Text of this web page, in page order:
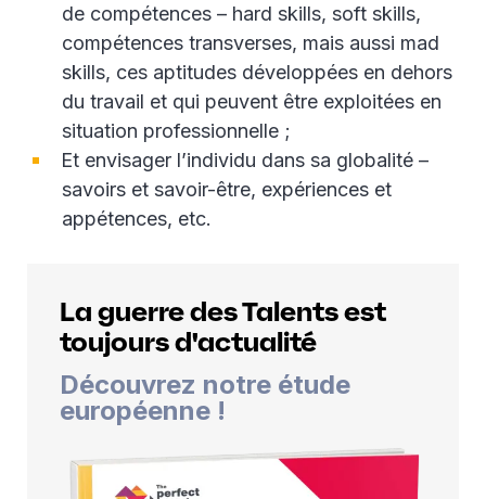
de compétences – hard skills, soft skills,
compétences transverses, mais aussi mad
skills, ces aptitudes développées en dehors
du travail et qui peuvent être exploitées en
situation professionnelle ;
Et envisager l’individu dans sa globalité –
savoirs et savoir-être, expériences et
appétences, etc.
La guerre des Talents est
toujours d'actualité
Découvrez notre étude
européenne !